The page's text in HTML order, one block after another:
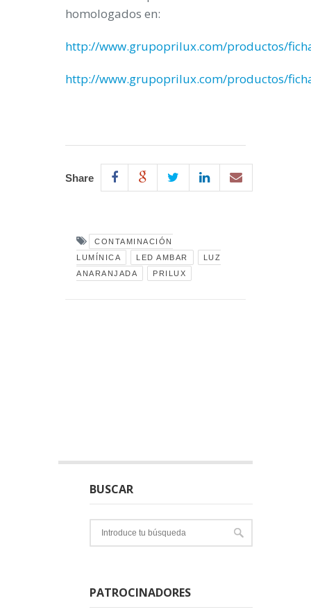
homologados en:
http://www.grupoprilux.com/productos/
http://www.grupoprilux.com/productos/
Share
CONTAMINACIÓN
LUMÍNICA
LED AMBAR
LUZ
ANARANJADA
PRILUX
BUSCAR
PATROCINADORES